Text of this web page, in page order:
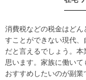
消費税などの税金はど
すことができない現代
だと言えるでしょう。
思います。家族に働い
おすすめしたいのが副